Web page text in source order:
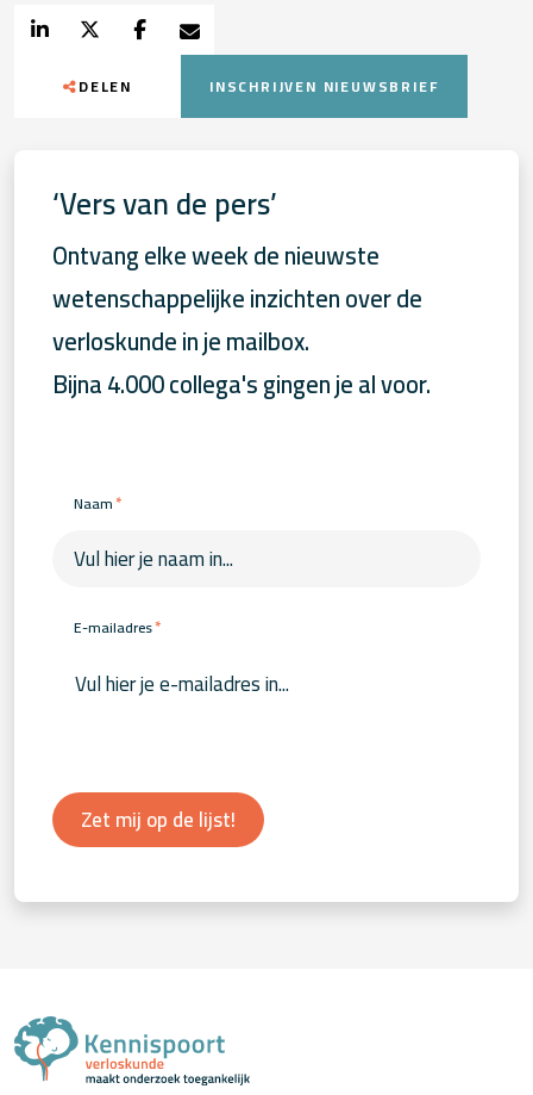
DELEN INSCHRIJVEN NIEUWSBRIEF
‘Vers van de pers’
Ontvang elke week de nieuwste
wetenschappelijke inzichten over de
verloskunde in je mailbox.
Bijna 4.000 collega's gingen je al voor.
Naam*
E-mailadres*
Zet mij op de lijst!